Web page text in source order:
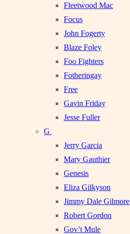
Fleetwood Mac
Focus
John Fogerty
Blaze Foley
Foo Fighters
Fotheringay
Free
Gavin Friday
Jesse Fuller
G
Jerry Garcia
Mary Gauthier
Genesis
Eliza Gilkyson
Jimmy Dale Gilmore
Robert Gordon
Gov’t Mule